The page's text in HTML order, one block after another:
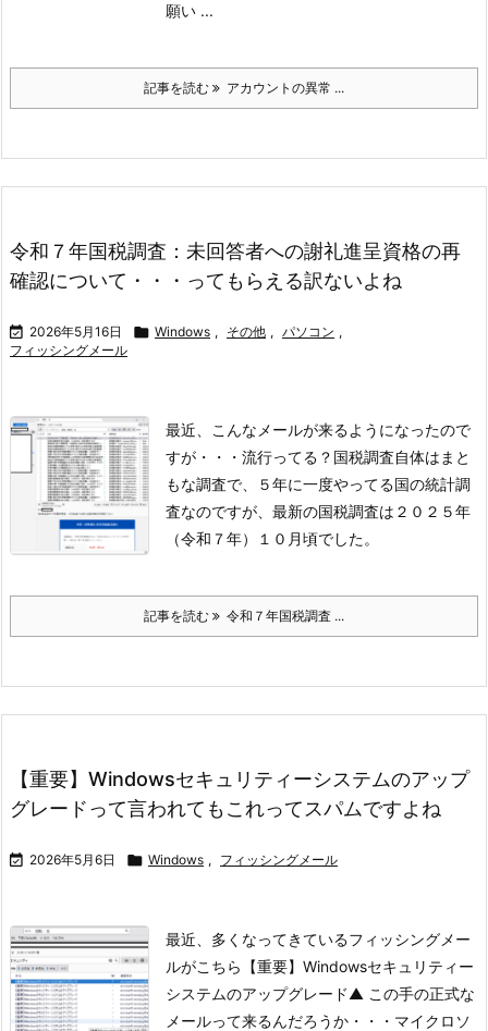
願い ...
記事を読む アカウントの異常 ...
令和７年国税調査：未回答者への謝礼進呈資格の再
確認について・・・ってもらえる訳ないよね
 2026年5月16日  Windows , その他 , パソコン ,
フィッシングメール
最近、こんなメールが来るようになったので
すが・・・流行ってる？ 国税調査自体はまと
もな調査で、５年に一度やってる国の統計調
査なのですが、 最新の国税調査は２０２５年
（令和７年）１０月頃でした。
記事を読む 令和７年国税調査 ...
【重要】Windowsセキュリティーシステムのアップ
グレードって言われてもこれってスパムですよね
 2026年5月6日  Windows , フィッシングメール
最近、多くなってきているフィッシングメー
ルがこちら
【重要】Windowsセキュリティー
システムのアップグレード▲ この手の正式な
メールって来るんだろうか・・・ マイクロソ